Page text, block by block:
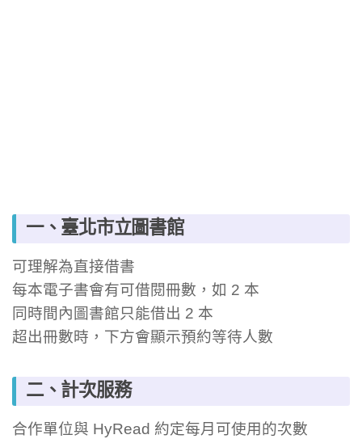
一、臺北市立圖書館
可理解為直接借書
每本電子書會有可借閱冊數，如 2 本
同時間內圖書館只能借出 2 本
超出冊數時，下方會顯示預約等待人數
二、計次服務
合作單位與 HyRead 約定每月可使用的次數